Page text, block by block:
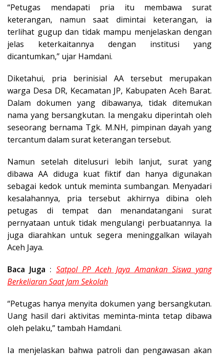
“Petugas mendapati pria itu membawa surat
keterangan, namun saat dimintai keterangan, ia
terlihat gugup dan tidak mampu menjelaskan dengan
jelas keterkaitannya dengan institusi yang
dicantumkan,” ujar Hamdani.
Diketahui, pria berinisial AA tersebut merupakan
warga Desa DR, Kecamatan JP, Kabupaten Aceh Barat.
Dalam dokumen yang dibawanya, tidak ditemukan
nama yang bersangkutan. Ia mengaku diperintah oleh
seseorang bernama Tgk. M.NH, pimpinan dayah yang
tercantum dalam surat keterangan tersebut.
Namun setelah ditelusuri lebih lanjut, surat yang
dibawa AA diduga kuat fiktif dan hanya digunakan
sebagai kedok untuk meminta sumbangan. Menyadari
kesalahannya, pria tersebut akhirnya dibina oleh
petugas di tempat dan menandatangani surat
pernyataan untuk tidak mengulangi perbuatannya. Ia
juga diarahkan untuk segera meninggalkan wilayah
Aceh Jaya.
Baca Juga : Satpol PP Aceh Jaya Amankan Siswa yang
Berkeliaran Saat Jam Sekolah
“Petugas hanya menyita dokumen yang bersangkutan.
Uang hasil dari aktivitas meminta-minta tetap dibawa
oleh pelaku,” tambah Hamdani.
Ia menjelaskan bahwa patroli dan pengawasan akan